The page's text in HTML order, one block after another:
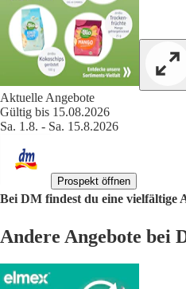
Aktuelle Angebote
Gültig bis 15.08.2026
Sa. 1.8. - Sa. 15.8.2026
Prospekt öffnen
Bei DM findest du eine vielfältige
Andere Angebote bei